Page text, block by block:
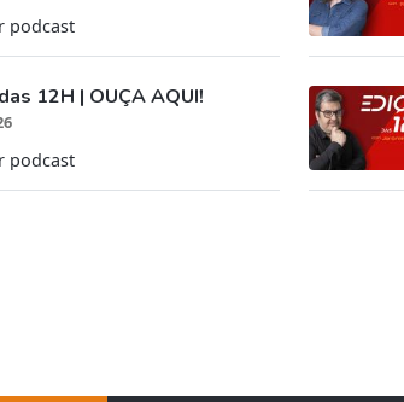
podcast
12H | OUÇA AQUI!
podcast